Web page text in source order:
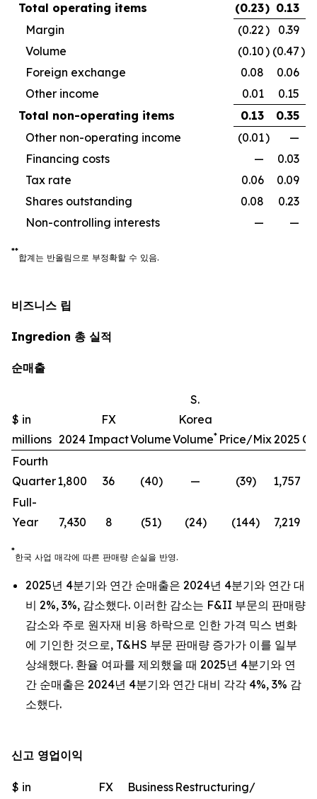
Total operating items
(0.23) 0.13
Margin
(0.22)
0.39
Volume
(0.10) (0.47)
Foreign exchange
0.08
0.06
Other income
0.01
0.15
Total non-operating items
0.13
0.35
Other non-operating income
(0.01)
—
Financing costs
—
0.03
Tax rate
0.06
0.09
Shares outstanding
0.08
0.23
Non-controlling interests
— —
**
합계는 반올림으로 부정확할 수 있음.
비즈니스 립
Ingredion 총 실적
순매출
$ in
millions 2024
FX
ImpactVolume
S.
Korea
Volume* Price/Mix2025
Fourth
Quarter1,800 36 (40) — (39) 1,757
Full-
Year
7,430 8 (51) (24) (144) 7,219
*
한국 사업 매각에 따른 판매량 손실을 반영.
2025년 4분기와 연간 순매출은 2024년 4분기와 연간 대
비 2%, 3%, 감소했다. 이러한 감소는 F&II 부문의 판매량
감소와 주로 원자재 비용 하락으로 인한 가격 믹스 변화
에 기인한 것으로, T&HS 부문 판매량 증가가 이를 일부
상쇄했다. 환율 여파를 제외했을 때 2025년 4분기와 연
간 순매출은 2024년 4분기와 연간 대비 각각 4%, 3% 감
소했다.
신고 영업이익
$ in FX Business Restructuring/